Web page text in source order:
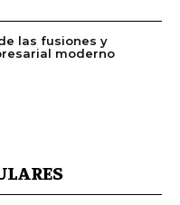
las fusiones y
moderno